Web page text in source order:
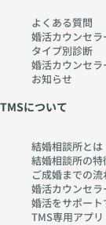
よくある質問
婚活カウンセラ
タイプ別診断
婚活カウンセラ
お知らせ
TMSについて
結婚相談所とは
結婚相談所の特
ご成婚までの流
婚活カウンセラ
婚活をサポート
TMS専用アプリ